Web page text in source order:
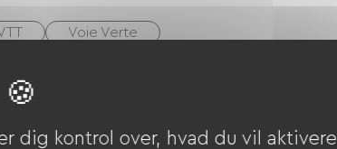
Voie Verte
dig kontrol over, hvad du vil aktivere